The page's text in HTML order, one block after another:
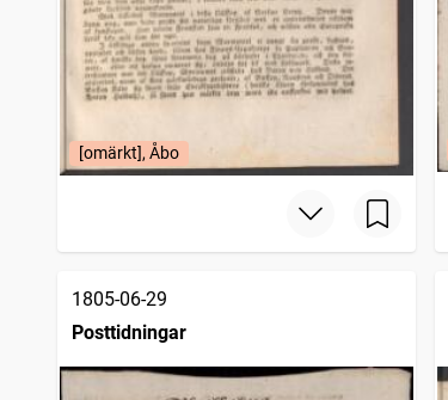
[omärkt], Åbo
1805-06-29
Posttidningar